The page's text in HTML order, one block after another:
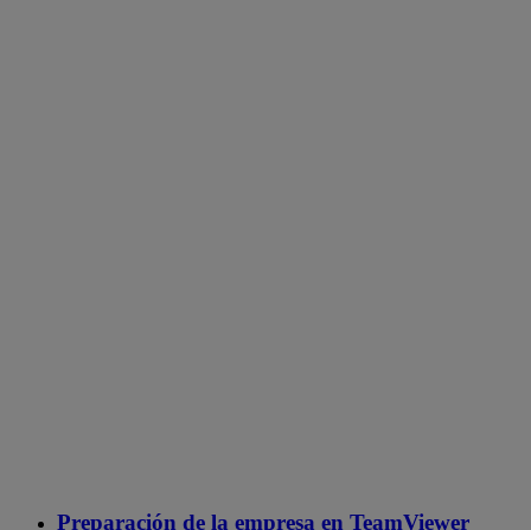
Preparación de la empresa en TeamViewer